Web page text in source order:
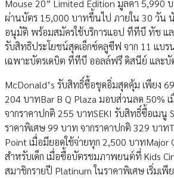
Mouse 20” Limited Edition มูลค่า 5,990
ผ่านบัตร 15,000 บาทขึ้นไป ภายใน 30 วัน
อนุมัติ พร้อมสมัครใช้บริการแอป ทีทีบี ทัช แ
รับสิทธิประโยชน์สุดเอ็กซ์คลูซีฟ จาก 11 แบ
เฉพาะบัตรเดบิต ทีทีบี ออลล์ฟรี ดิสนีย์ และ
McDonald’s รับสิทธิ์ซื้อชุดอิ่มสุดคุ้ม เพียง
204 บาทBar B Q Plaza มอบส่วนลด 50%
จากราคาปกติ 255 บาทSEKI รับสิทธิ์ซื้อเมนู
ราคาพิเศษ 99 บาท จากราคาปกติ 329 บาท
Point เมื่อมียอดใช้จ่ายทุก 2,500 บาทMajor
สำหรับเด็ก เมื่อซื้อบัตรชมภาพยนต์ที่ Kids
สมาชิกรายปี Platinum ในราคาพิเศษ เริ่มเ